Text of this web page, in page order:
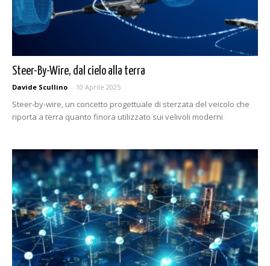
Steer-By-Wire, dal cielo alla terra
Davide Scullino - 10 Aprile 2025
Steer-by-wire, un concetto progettuale di sterzata del veicolo che
riporta a terra quanto finora utilizzato sui velivoli moderni